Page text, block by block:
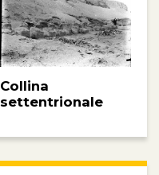
Collina
settentrionale